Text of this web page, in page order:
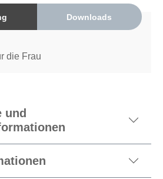
Downloads
die Frau
und